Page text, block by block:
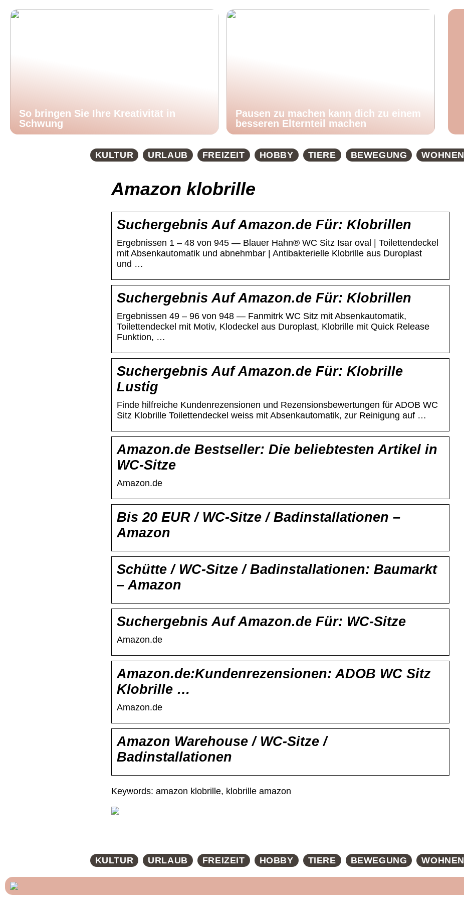
So bringen Sie Ihre Kreativität in
Schwung
Pausen zu machen kann dich zu einem
besseren Elternteil machen
KULTUR URLAUB FREIZEIT HOBBY TIERE BEWEGUNG WOHNEN
Amazon klobrille
Suchergebnis Auf Amazon.de Für: Klobrillen
Ergebnissen 1 – 48 von 945 — Blauer Hahn® WC Sitz Isar oval | Toilettendeckel
mit Absenkautomatik und abnehmbar | Antibakterielle Klobrille aus Duroplast
und …
Suchergebnis Auf Amazon.de Für: Klobrillen
Ergebnissen 49 – 96 von 948 — Fanmitrk WC Sitz mit Absenkautomatik,
Toilettendeckel mit Motiv, Klodeckel aus Duroplast, Klobrille mit Quick Release
Funktion, …
Suchergebnis Auf Amazon.de Für: Klobrille
Lustig
Finde hilfreiche Kundenrezensionen und Rezensionsbewertungen für ADOB WC
Sitz Klobrille Toilettendeckel weiss mit Absenkautomatik, zur Reinigung auf …
Amazon.de Bestseller: Die beliebtesten Artikel in
WC-Sitze
Amazon.de
Bis 20 EUR / WC-Sitze / Badinstallationen –
Amazon
Schütte / WC-Sitze / Badinstallationen: Baumarkt
– Amazon
Suchergebnis Auf Amazon.de Für: WC-Sitze
Amazon.de
Amazon.de:Kundenrezensionen: ADOB WC Sitz
Klobrille …
Amazon.de
Amazon Warehouse / WC-Sitze /
Badinstallationen
Keywords: amazon klobrille, klobrille amazon
KULTUR URLAUB FREIZEIT HOBBY TIERE BEWEGUNG WOHNEN